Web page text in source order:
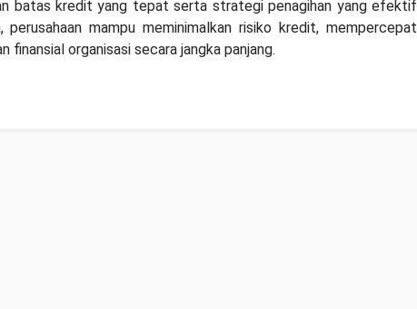
batas kredit yang tepat serta strategi penagihan yang efektif
perusahaan mampu meminimalkan risiko kredit, mempercepat
finansial organisasi secara jangka panjang.